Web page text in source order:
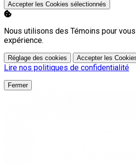
Accepter les Cookies sélectionnés
Nous utilisons des Témoins pour
expérience.
Réglage des cookies Accepter les
Lire nos politiques de confidentialité
Fermer